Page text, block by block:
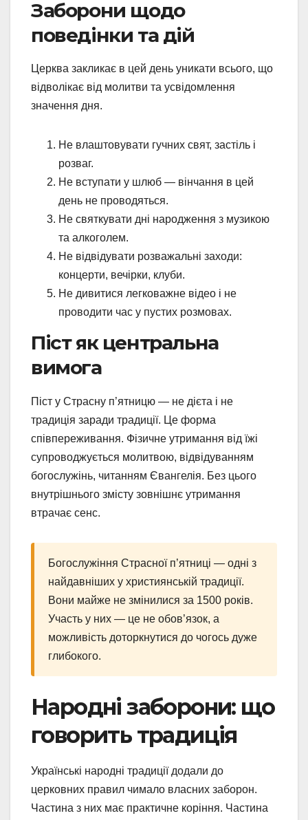
Заборони щодо
поведінки та дій
Церква закликає в цей день уникати всього, що
відволікає від молитви та усвідомлення
значення дня.
Не влаштовувати гучних свят, застіль і
розваг.
Не вступати у шлюб — вінчання в цей
день не проводяться.
Не святкувати дні народження з музикою
та алкоголем.
Не відвідувати розважальні заходи:
концерти, вечірки, клуби.
Не дивитися легковажне відео і не
проводити час у пустих розмовах.
Піст як центральна
вимога
Піст у Страсну п’ятницю — не дієта і не
традиція заради традиції. Це форма
співпереживання. Фізичне утримання від їжі
супроводжується молитвою, відвідуванням
богослужінь, читанням Євангелія. Без цього
внутрішнього змісту зовнішнє утримання
втрачає сенс.
Богослужіння Страсної п’ятниці — одні з
найдавніших у християнській традиції.
Вони майже не змінилися за 1500 років.
Участь у них — це не обов’язок, а
можливість доторкнутися до чогось дуже
глибокого.
Народні заборони: що
говорить традиція
Українські народні традиції додали до
церковних правил чимало власних заборон.
Частина з них має практичне коріння. Частина